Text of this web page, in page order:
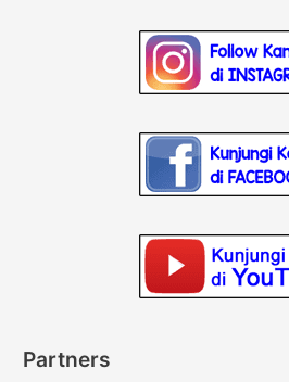
Partners